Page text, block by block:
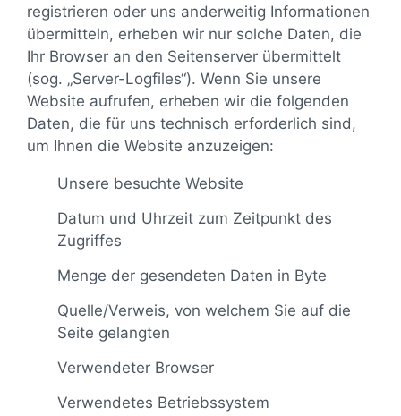
registrieren oder uns anderweitig Informationen
übermitteln, erheben wir nur solche Daten, die
Ihr Browser an den Seitenserver übermittelt
(sog. „Server-Logfiles“). Wenn Sie unsere
Website aufrufen, erheben wir die folgenden
Daten, die für uns technisch erforderlich sind,
um Ihnen die Website anzuzeigen:
Unsere besuchte Website
Datum und Uhrzeit zum Zeitpunkt des
Zugriffes
Menge der gesendeten Daten in Byte
Quelle/Verweis, von welchem Sie auf die
Seite gelangten
Verwendeter Browser
Verwendetes Betriebssystem